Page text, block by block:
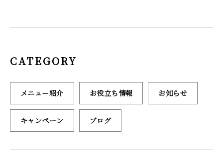
k
CATEGORY
メニュー紹介 お役立ち情報 お知らせ
キャンペーン ブログ